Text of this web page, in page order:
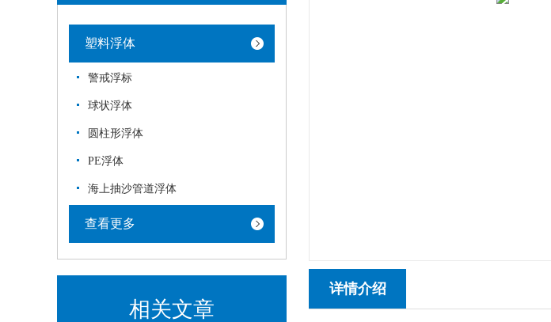
塑料浮体
警戒浮标
球状浮体
圆柱形浮体
PE浮体
海上抽沙管道浮体
查看更多
相关文章
详情介绍